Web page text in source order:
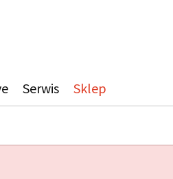
Serwis Sklep